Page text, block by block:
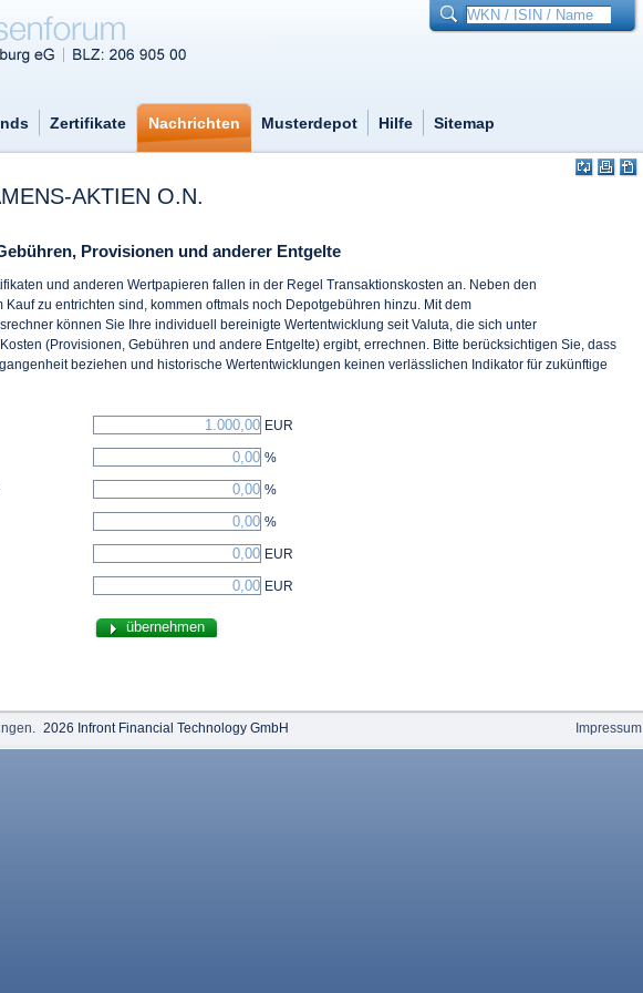
Zertifikate Nachrichten Musterdepot Hilfe Sitemap
AKTIEN O.N.
Provisionen und anderer Entgelte
und anderen Wertpapieren fallen in der Regel Transaktionskosten an. Neben den
Kauf zu entrichten sind, kommen oftmals noch Depotgebühren hinzu. Mit dem
können Sie Ihre individuell bereinigte Wertentwicklung seit Valuta, die sich unter
(Provisionen, Gebühren und andere Entgelte) ergibt, errechnen. Bitte berücksichtigen Sie, dass
beziehen und historische Wertentwicklungen keinen verlässlichen Indikator für zukünftige
EUR
%
%
%
EUR
EUR
. 2026 Infront Financial Technology GmbH Impressum